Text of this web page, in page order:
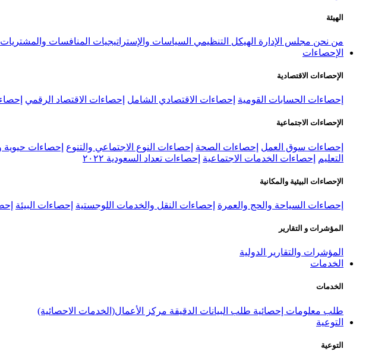
الهيئة
من نحن مجلس الإدارة الهيكل التنظيمي السياسات والإستراتيجيات المنافسات والمشتريات
الإحصاءات
الإحصاءات الاقتصادية
إحصاءات الحسابات القومية إحصاءات الاقتصادي الشامل إحصاءات الاقتصاد الرقمي
الإحصاءات الاجتماعية
إحصاءات سوق العمل إحصاءات الصحة إحصاءات النوع الاجتماعي والتنوع إحصاءات حيوية
التعليم
إحصاءات الخدمات الاجتماعية إحصاءات تعداد السعودية ٢٠٢٢
الإحصاءات البيئية والمكانية
إحصاءات السياحة والحج والعمرة إحصاءات النقل والخدمات اللوجستية إحصاءات البيئة
المؤشرات و التقارير
المؤشرات والتقارير الدولية
الخدمات
الخدمات
طلب معلومات إحصائية طلب البيانات الدقيقة مركز الأعمال(الخدمات الاحصائية)
التوعية
التوعية